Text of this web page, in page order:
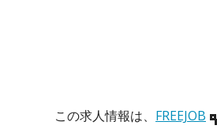
この求人情報は、 FREEJOB